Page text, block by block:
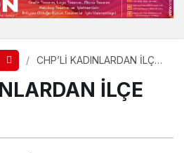
CHP’Lİ KADINLARDAN İLÇE
İLÇE